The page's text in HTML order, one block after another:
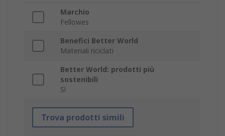
Marchio
Fellowes
Benefici Better World
Materiali riciclati
Better World: prodotti più
sostenibili
Sì
Trova prodotti simili